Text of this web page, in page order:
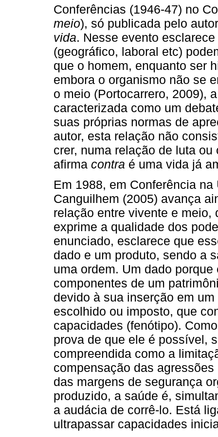
Conferências (1946-47) no
meio), só publicada pelo
vida. Nesse evento
(geográfico, laboral etc)
que o homem, enquanto ser
embora o organismo não se
o meio (Portocarrero, 2009),
caracterizada como um
suas próprias normas de
autor, esta relação não
crer, numa relação de luta
afirma contra é uma vida já
Em 1988, em Conferência
Canguilhem (2005) avança
relação entre vivente e meio,
exprime a qualidade dos
enunciado, esclarece que
dado e um produto, sendo a
uma ordem. Um dado
componentes de um
devido à sua inserção em
escolhido ou imposto, que
capacidades (fenótipo).
prova de que ele é possível,
compreendida como a
compensação das
das margens de segurança
produzido, a saúde é,
a audácia de corrê-lo. Está
ultrapassar capacidades